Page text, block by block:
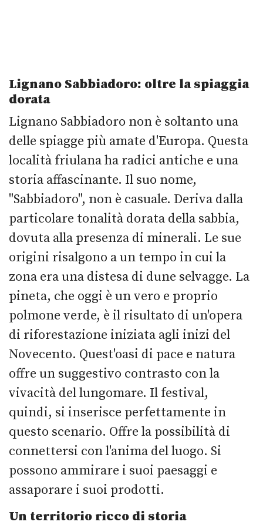
Lignano Sabbiadoro: oltre la spiaggia
dorata
Lignano Sabbiadoro non è soltanto una
delle spiagge più amate d'Europa. Questa
località friulana ha radici antiche e una
storia affascinante. Il suo nome,
"Sabbiadoro", non è casuale. Deriva dalla
particolare tonalità dorata della sabbia,
dovuta alla presenza di minerali. Le sue
origini risalgono a un tempo in cui la
zona era una distesa di dune selvagge. La
pineta, che oggi è un vero e proprio
polmone verde, è il risultato di un'opera
di riforestazione iniziata agli inizi del
Novecento. Quest'oasi di pace e natura
offre un suggestivo contrasto con la
vivacità del lungomare. Il festival,
quindi, si inserisce perfettamente in
questo scenario. Offre la possibilità di
connettersi con l'anima del luogo. Si
possono ammirare i suoi paesaggi e
assaporare i suoi prodotti.
Un territorio ricco di storia